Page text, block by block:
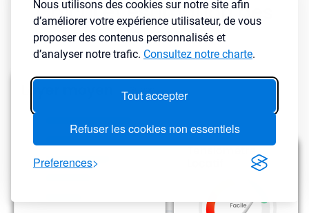
Nous utilisons des cookies sur notre site afin
d’améliorer votre expérience utilisateur, de vous
proposer des contenus personnalisés et
d’analyser notre trafic. Consultez notre charte.
Tout accepter
Refuser les cookies non essentiels
Preferences
Calcul et estimation des
loyers